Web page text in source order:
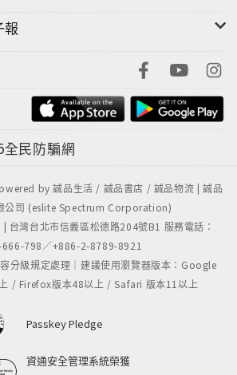
報
全民防騙網
by 誠品生活 / 誠品書店 / 誠品物流 | 誠品
公司 (eslite Spectrum Corporation)
台灣台北市信義區松德路204號B1 服務電話：
666-798／+886-2-8789-8921
分級規定處理｜建議使用瀏覽器版本：Google
/ Firefox版本48以上 / Safari 版本11以上
Passkey Pledge
資通安全管理系統榮獲